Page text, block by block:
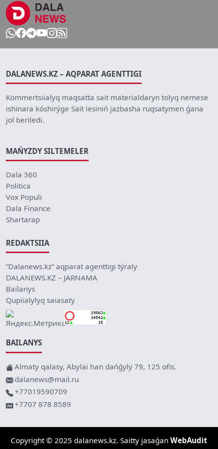
DALANEWS.KZ – AQPARAT AGENTTIGI
Kommertsiialyq maqsatta sait materialdaryn tolyq nemese
ishinara kóshirýge Sait iesiniń jazbasha ruqsatymen ǵana
jol beriledi.
MAŃYZDY SILTEMELER
Dala 360
Politica
Vox Populi
Dala Finance
Shartarap
REDAKTSIIA
“Dalanews.kz” aqparat agenttigi týraly
DALANEWS.KZ – JARNAMA
Bailanys
Qupiialylyq saiasaty
BAILANYS
Almaty qalasy, Abylai han dańǵyly 79, 125 ofis.
dalanews@mail.ru
+77019590709
+7707 878 8589
Copyright © 2025 dalanews.kz. Saitty jasaǵan WebAudit